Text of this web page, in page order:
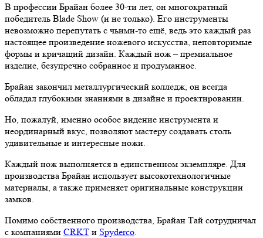
В профессии Брайан более 30-ти лет, он многократный
победитель Blade Show (и не только). Его инструменты
невозможно перепутать с чьими-то ещё, ведь это каждый раз
настоящее произведение ножевого искусства, неповторимые
формы и кричащий дизайн. Каждый нож – премиальное
изделие, безупречно собранное и продуманное.
Брайан закончил металлургический колледж, он всегда
обладал глубокими знаниями в дизайне и проектировании.
Но, пожалуй, именно особое видение инструмента и
неординарный вкус, позволяют мастеру создавать столь
удивительные и интересные ножи.
Каждый нож выполняется в единственном экземпляре. Для
производства Брайан использует высокотехнологичные
материалы, а также применяет оригинальные конструкции
замков.
Помимо собственного производства, Брайан Тай сотрудничал
с компаниями CRKT и Spyderco